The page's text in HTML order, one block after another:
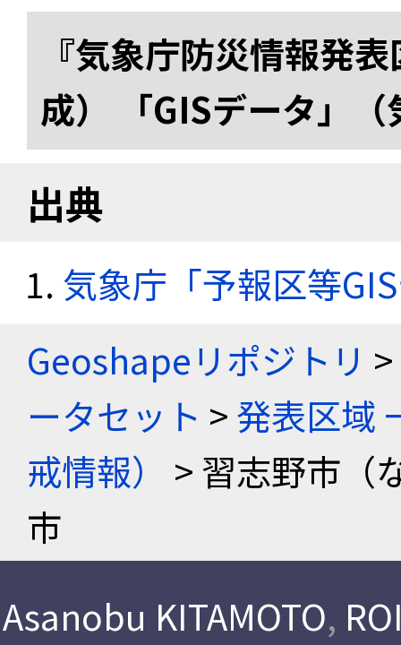
『気象庁防災情報発
成） 「GISデータ」
出典
気象庁「予報区等
Geoshapeリポジトリ >
ータセット >発表区域
戒情報）
> 習志野市（
市
Asanobu KITAMOTO,